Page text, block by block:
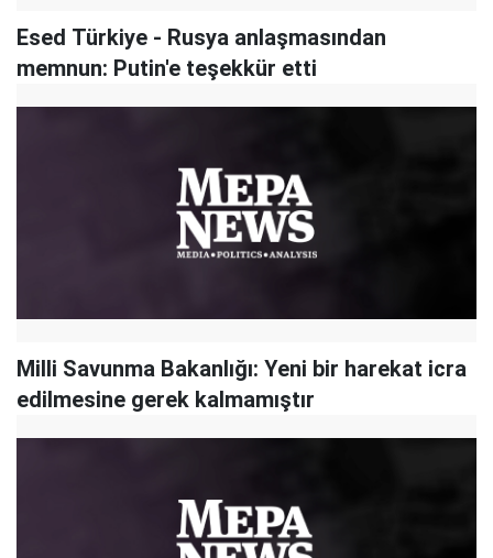
Esed Türkiye - Rusya anlaşmasından
memnun: Putin'e teşekkür etti
Milli Savunma Bakanlığı: Yeni bir harekat icra
edilmesine gerek kalmamıştır